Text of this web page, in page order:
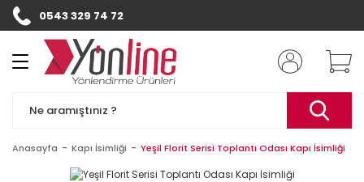
0543 329 74 72
Anasayfa Kapı İsimliği Yeşil Florit Serisi Toplantı Odası Kapı İsimliği
Kapı Numaraları
Otel Kapı Numarası
Diğer Ürünler
Yazısı